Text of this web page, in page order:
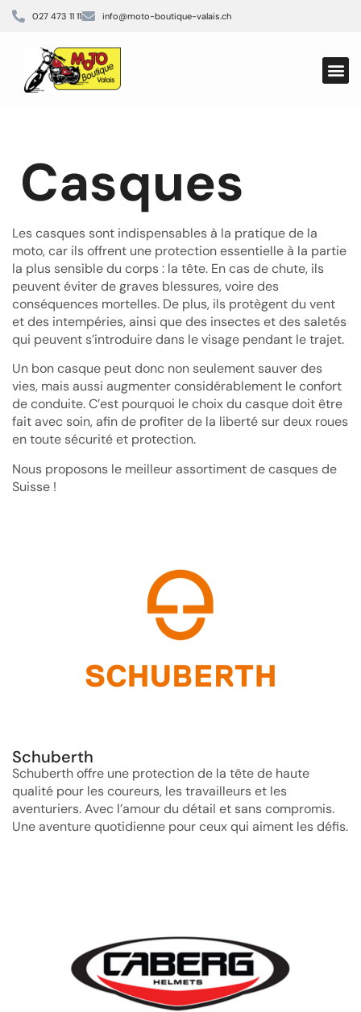
027 473 11 11 info@moto-boutique-valais.ch
Casques
Les casques sont indispensables à la pratique de la
moto, car ils offrent une protection essentielle à la partie
la plus sensible du corps : la tête. En cas de chute, ils
peuvent éviter de graves blessures, voire des
conséquences mortelles. De plus, ils protègent du vent
et des intempéries, ainsi que des insectes et des saletés
qui peuvent s’introduire dans le visage pendant le trajet.
Un bon casque peut donc non seulement sauver des
vies, mais aussi augmenter considérablement le confort
de conduite. C’est pourquoi le choix du casque doit être
fait avec soin, afin de profiter de la liberté sur deux roues
en toute sécurité et protection.
Nous proposons le meilleur assortiment de casques de
Suisse !
Schuberth
Schuberth offre une protection de la tête de haute
qualité pour les coureurs, les travailleurs et les
aventuriers. Avec l’amour du détail et sans compromis.
Une aventure quotidienne pour ceux qui aiment les défis.